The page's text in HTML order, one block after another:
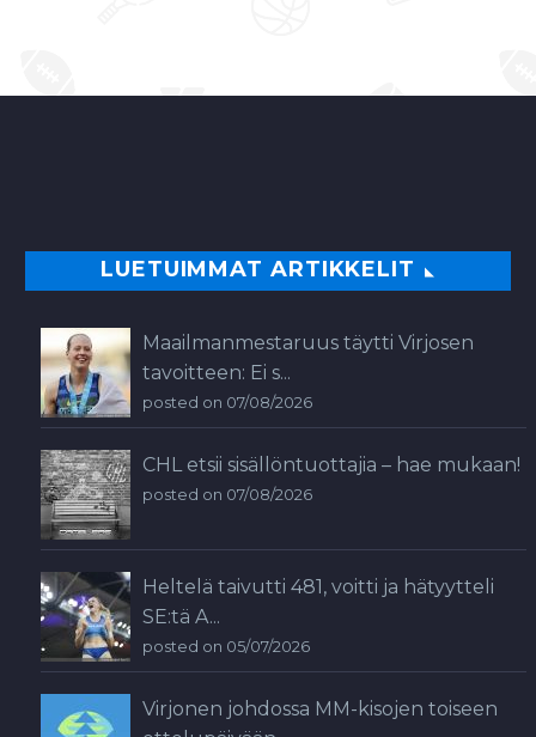
LUETUIMMAT ARTIKKELIT
Maailmanmestaruus täytti Virjosen
tavoitteen: Ei s...
posted on 07/08/2026
CHL etsii sisällöntuottajia – hae mukaan!
posted on 07/08/2026
Heltelä taivutti 481, voitti ja hätyytteli
SE:tä A...
posted on 05/07/2026
Virjonen johdossa MM-kisojen toiseen